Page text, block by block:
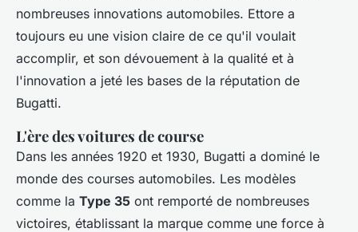
nombreuses innovations automobiles. Ettore a
toujours eu une vision claire de ce qu'il voulait
accomplir, et son dévouement à la qualité et à
l'innovation a jeté les bases de la réputation de
Bugatti.
L'ère des voitures de course
Dans les années 1920 et 1930, Bugatti a dominé le
monde des courses automobiles. Les modèles
comme la Type 35 ont remporté de nombreuses
victoires, établissant la marque comme une force à